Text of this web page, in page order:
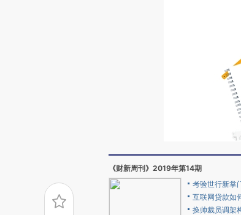
《财新周刊》2019年第14期
考验世行新掌
互联网贷款如
换帅裁员调架